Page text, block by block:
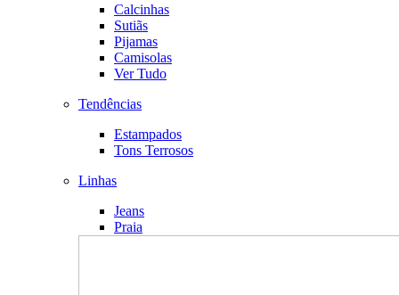
Calcinhas
Sutiãs
Pijamas
Camisolas
Ver Tudo
Tendências
Estampados
Tons Terrosos
Linhas
Jeans
Praia